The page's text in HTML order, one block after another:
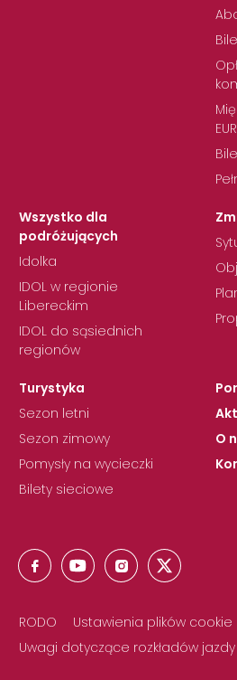
Wszystko dla
podróżujących
Idolka
IDOL w regionie
Libereckim
IDOL do sąsiednich
regionów
Turystyka
Sezon letni
Sezon zimowy
Pomysły na wycieczki
Bilety sieciowe
O
RODO
Ustawienia plików cookie
Uwagi dotyczące rozkładów jazdy